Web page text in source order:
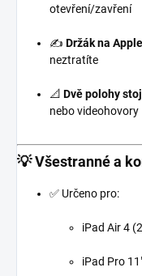
otevření/zavření
✍️ Držák na
neztratíte
📐 Dvě polohy
nebo videohovory
💡Všestranné a
✅ Určeno pro:
iPad Air 4
iPad Pro